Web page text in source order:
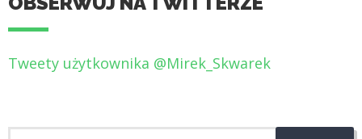
Tweety użytkownika @Mirek_Skwarek